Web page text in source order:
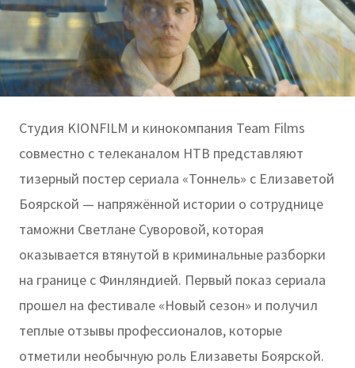
Студия KIONFILM и кинокомпания Team Films
совместно с телеканалом НТВ представляют
тизерный постер сериала «Тоннель» с Елизаветой
Боярской — напряжённой истории о сотруднице
таможни Светлане Суворовой, которая
оказывается втянутой в криминальные разборки
на границе с Финляндией. Первый показ сериала
прошел на фестивале «Новый сезон» и получил
теплые отзывы профессионалов, которые
отметили необычную роль Елизаветы Боярской.